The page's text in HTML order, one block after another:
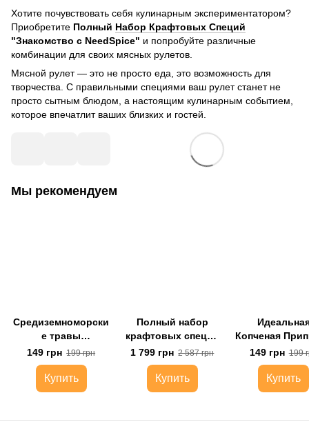
Хотите почувствовать себя кулинарным экспериментатором?
Приобретите Полный Набор Крафтовых Специй
"Знакомство с NeedSpice" и попробуйте различные
комбинации для своих мясных рулетов.
Мясной рулет — это не просто еда, это возможность для
творчества. С правильными специями ваш рулет станет не
просто сытным блюдом, а настоящим кулинарным событием,
которое впечатлит ваших близких и гостей.
Мы рекомендуем
Средиземноморски
е травы
NeedSpice™
149 грн 199 грн
Купить
Полный набор
крафтовых специй
"Знакомство с
NeedSpice™"
1 799 грн 2 587 грн
Купить
Копченая
для
Мяса
149 грн 199
Купить